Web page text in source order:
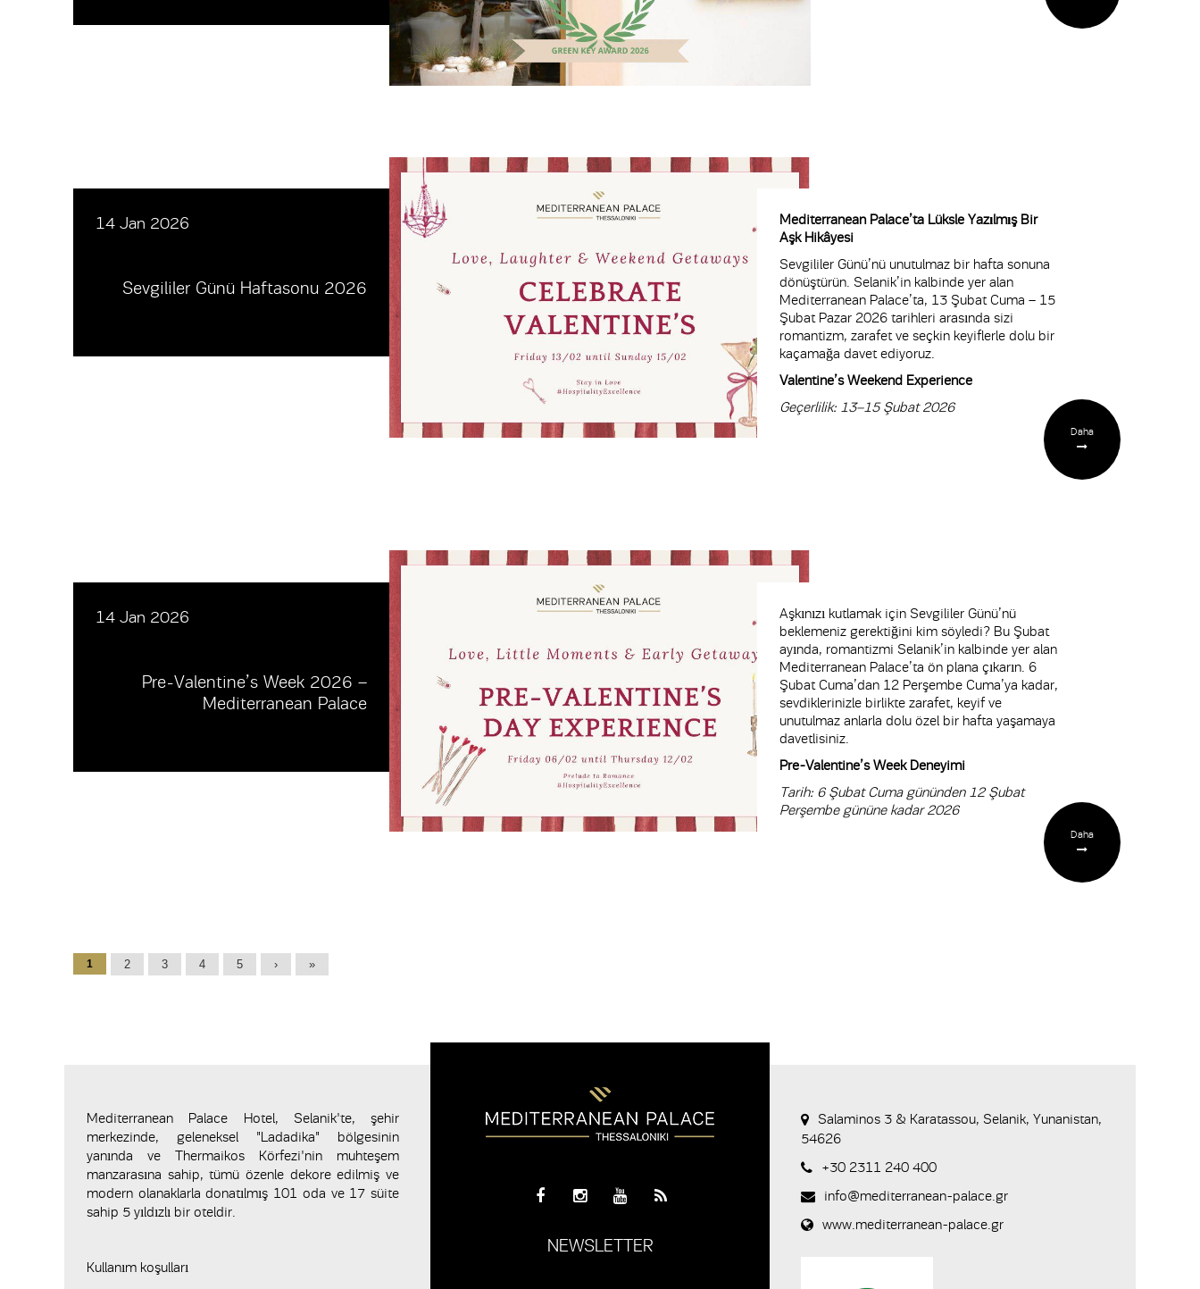
14 Jan 2026
Sevgililer Günü Haftasonu 2026
Mediterranean Palace’ta Lüksle Yazılmış Bir
Aşk Hikâyesi
Sevgililer Günü’nü unutulmaz bir hafta sonuna
dönüştürün. Selanik’in kalbinde yer alan
Mediterranean Palace’ta, 13 Şubat Cuma – 15
Şubat Pazar 2026 tarihleri arasında sizi
romantizm, zarafet ve seçkin keyiflerle dolu bir
kaçamağa davet ediyoruz.
Valentine’s Weekend Experience
Geçerlilik: 13–15 Şubat 2026
Daha
14 Jan 2026
Pre-Valentine’s Week 2026 –
Mediterranean Palace
Aşkınızı kutlamak için Sevgililer Günü’nü
beklemeniz gerektiğini kim söyledi? Bu Şubat
ayında, romantizmi Selanik’in kalbinde yer alan
Mediterranean Palace’ta ön plana çıkarın. 6
Şubat Cuma’dan 12 Perşembe Cuma’ya kadar,
sevdiklerinizle birlikte zarafet, keyif ve
unutulmaz anlarla dolu özel bir hafta yaşamaya
davetlisiniz.
Pre-Valentine’s Week Deneyimi
Tarih: 6 Şubat Cuma gününden 12 Şubat
Perşembe gününe kadar 2026
Daha
Pages
1 2 3 4 5 › »
Mediterranean Palace Hotel, Selanik'te, şehir
merkezinde, geleneksel "Ladadika" bölgesinin
yanında ve Thermaikos Körfezi'nin muhteşem
manzarasına sahip, tümü özenle dekore edilmiş ve
modern olanaklarla donatılmış 101 oda ve 17 süite
sahip 5 yıldızlı bir oteldir.
Kullanım koşulları
NEWSLETTER
Salaminos 3 & Karatassou, Selanik, Yunanistan,
54626
+30 2311 240 400
info@mediterranean-palace.gr
www.mediterranean-palace.gr